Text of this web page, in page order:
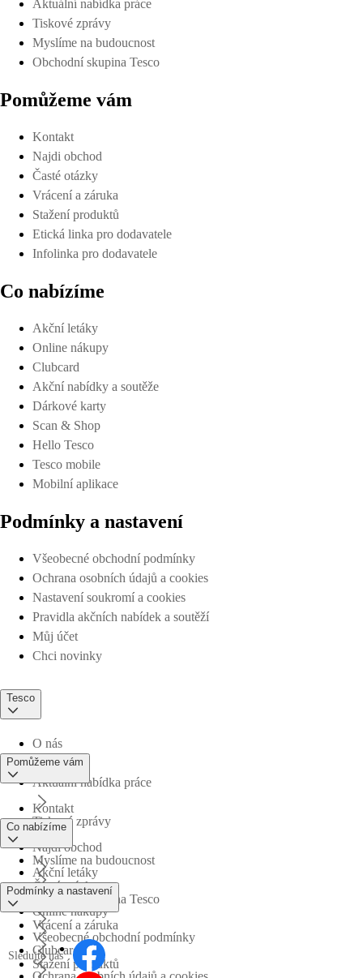
Aktuální nabídka práce
Tiskové zprávy
Myslíme na budoucnost
Obchodní skupina Tesco
Pomůžeme vám
Kontakt
Najdi obchod
Časté otázky
Vrácení a záruka
Stažení produktů
Etická linka pro dodavatele
Infolinka pro dodavatele
Co nabízíme
Akční letáky
Online nákupy
Clubcard
Akční nabídky a soutěže
Dárkové karty
Scan & Shop
Hello Tesco
Tesco mobile
Mobilní aplikace
Podmínky a nastavení
Všeobecné obchodní podmínky
Ochrana osobních údajů a cookies
Nastavení soukromí a cookies
Pravidla akčních nabídek a soutěží
Můj účet
Chci novinky
Tesco
O nás
Aktuální nabídka práce
Tiskové zprávy
Myslíme na budoucnost
Obchodní skupina Tesco
Pomůžeme vám
Kontakt
Najdi obchod
Časté otázky
Vrácení a záruka
Stažení produktů
Co nabízíme
Akční letáky
Online nákupy
Clubcard
Podmínky a nastavení
Všeobecné obchodní podmínky
Sledujte nás